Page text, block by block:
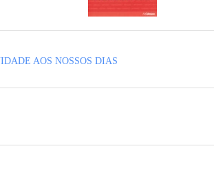
AOS NOSSOS DIAS